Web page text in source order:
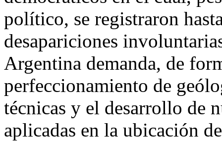
político, se registraron
desapariciones
Argentina demanda, de
perfeccionamiento de
técnicas y el desarrollo de
aplicadas en la ubicación